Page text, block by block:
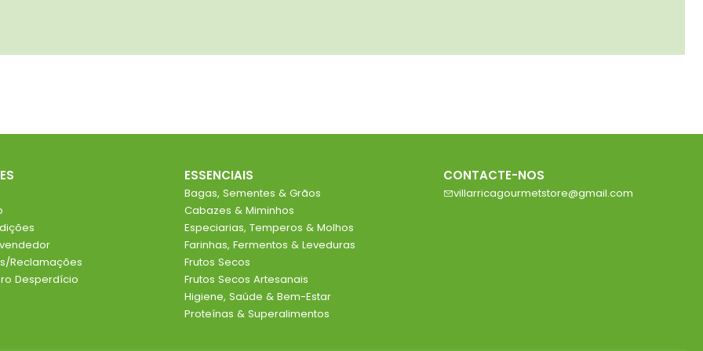
Reclamações
Desperdício
ESSENCIAIS
Bagas, Sementes & Grãos
Cabazes & Miminhos
Especiarias, Temperos & Molhos
Farinhas, Fermentos & Leveduras
Frutos Secos
Frutos Secos Artesanais
Higiene, Saúde & Bem-Estar
Proteínas & Superalimentos
CONTACTE-NOS
villarricagourmetstore@gmail.com